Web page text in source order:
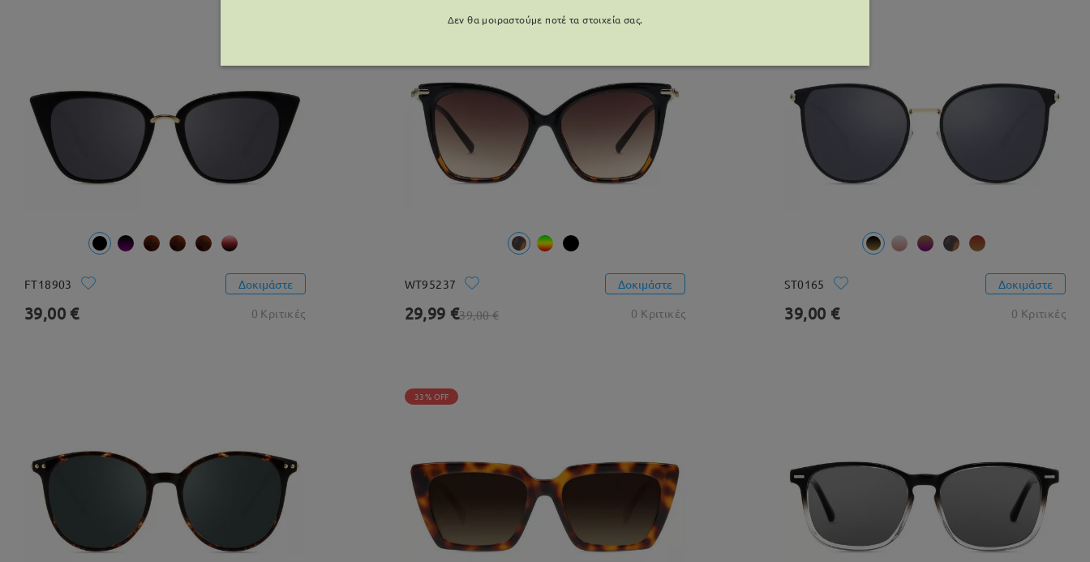
FT18903 Δοκιμάστε
39,00 € 0 Κριτικές
WT95237 Δοκιμάστε
29,99 €39,00 € 0 Κριτικές
ST0165 Δοκιμάστε
39,00 € 0 Κριτικές
33% OFF
Δεν θα μοιραστούμε ποτέ τα στοιχεία σας.